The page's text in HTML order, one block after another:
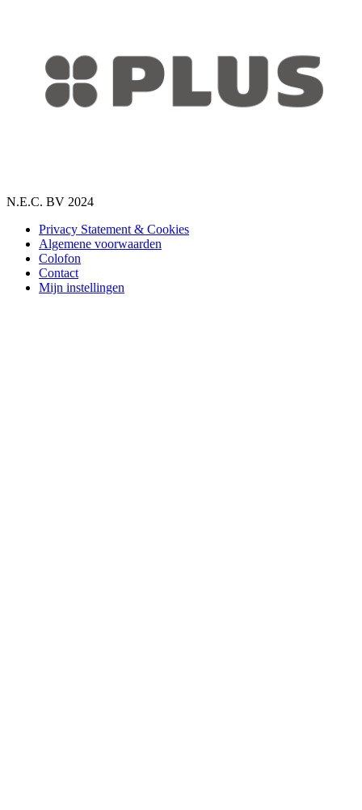
N.E.C. BV 2024
Privacy Statement & Cookies
Algemene voorwaarden
Colofon
Contact
Mijn instellingen